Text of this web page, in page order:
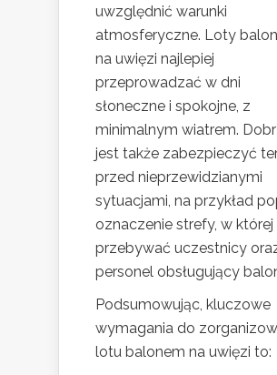
uwzględnić warunki
atmosferyczne. Loty
na uwięzi najlepiej
przeprowadzać w dni
słoneczne i spokojne, z
minimalnym wiatrem.
jest także zabezpieczyć
przed nieprzewidzianymi
sytuacjami, na przykład
oznaczenie strefy, w której
przebywać uczestnicy
personel obsługujący
Podsumowując, kluczowe
wymagania do
lotu balonem na uwięzi to: